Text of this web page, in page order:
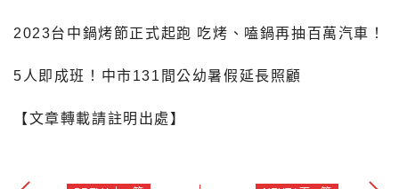
2023台中鍋烤節正式起跑 吃烤、嗑鍋再抽百萬汽車！
5人即成班！中市131間公幼暑假延長照顧
【文章轉載請註明出處】